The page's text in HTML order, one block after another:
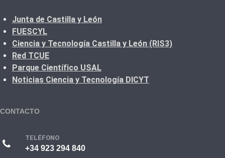
Junta de Castilla y León
FUESCYL
Ciencia y Tecnología Castilla y León (RIS3)
Red TCUE
Parque Científico USAL
Noticias Ciencia y Tecnología DICYT
CONTACTO
TELÉFONO
+34 923 294 840